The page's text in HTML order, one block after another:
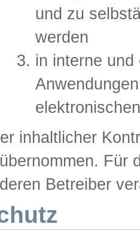
und zu
werden
in interne
inhaltlicher
Für
Betreiber